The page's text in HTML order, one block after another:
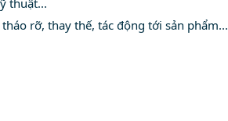
thuật...
rỡ, thay thế, tác động tới sản phẩm...